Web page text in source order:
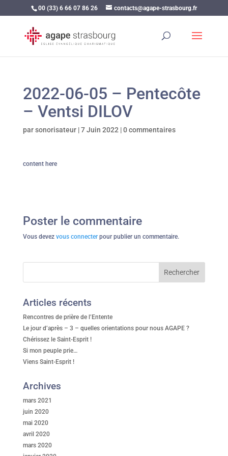
00 (33) 6 66 07 86 26 contacts@agape-strasbourg.fr
2022-06-05 – Pentecôte
– Ventsi DILOV
parsonorisateur|7 Juin 2022 |0 commentaires
content here
Poster le commentaire
Vous devez vous connecterpour publier un commentaire.
Articles récents
Rencontres de prière de l’Entente
Le jour d’après – 3 – quelles orientations pour nous AGAPE ?
Chérissez le Saint-Esprit !
Si mon peuple prie…
Viens Saint-Esprit !
Archives
mars 2021
juin 2020
mai 2020
avril 2020
mars 2020